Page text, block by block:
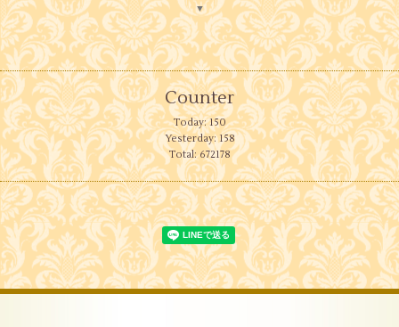
▼
Counter
Today:150
Yesterday:158
Total:672178